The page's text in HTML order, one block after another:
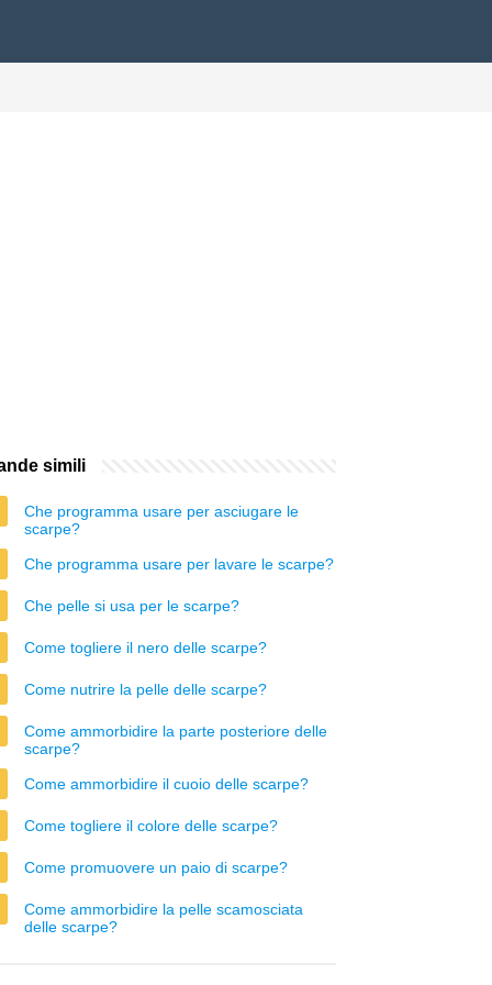
simili
Che programma usare per asciugare le
scarpe?
Che programma usare per lavare le scarpe?
Che pelle si usa per le scarpe?
Come togliere il nero delle scarpe?
Come nutrire la pelle delle scarpe?
Come ammorbidire la parte posteriore delle
scarpe?
Come ammorbidire il cuoio delle scarpe?
Come togliere il colore delle scarpe?
Come promuovere un paio di scarpe?
Come ammorbidire la pelle scamosciata
delle scarpe?